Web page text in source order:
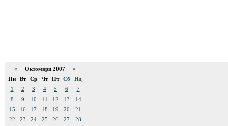
« Октомври 2007 »
Пн
Вт Ср Чт Пт Сб
Нд
1
2 3 4 5 6
7
8
9 10 11 12 13
14
15
16 17 18 19 20
21
22
23 24 25 26 27
28